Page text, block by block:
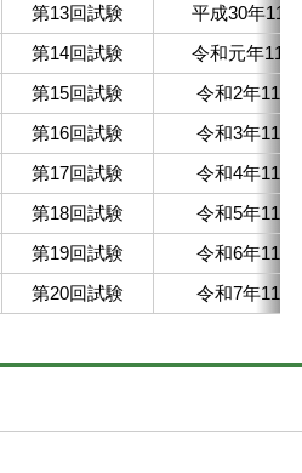
第13回試験
平成30年11
第14回試験
令和元年11
第15回試験
令和2年11月
第16回試験
令和3年11月
第17回試験
令和4年11月
第18回試験
令和5年11月
第19回試験
令和6年11月
第20回試験 令和7年11月